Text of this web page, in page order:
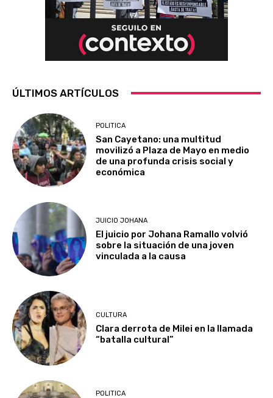
ÚLTIMOS ARTÍCULOS
POLITICA
San Cayetano: una multitud
movilizó a Plaza de Mayo en medio
de una profunda crisis social y
económica
JUICIO JOHANA
El juicio por Johana Ramallo volvió
sobre la situación de una joven
vinculada a la causa
CULTURA
Clara derrota de Milei en la llamada
“batalla cultural”
POLITICA